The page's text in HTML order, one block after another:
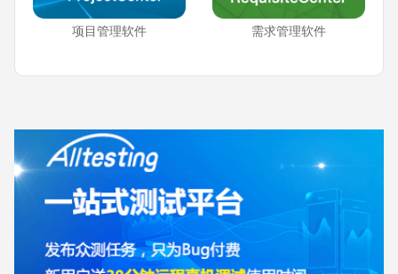
项目管理软件 需求管理软件